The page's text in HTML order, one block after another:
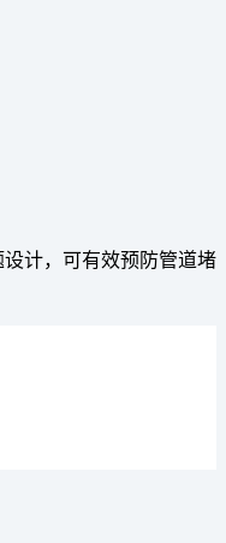
计，可有效预防管道堵